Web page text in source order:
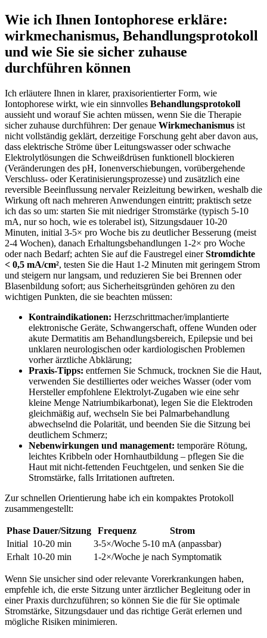
Wie ich ‌Ihnen Iontophorese erkläre:
wirkmechanismus, Behandlungsprotokoll
und wie Sie ⁢sie sicher zuhause‍
durchführen können
Ich ‌erläutere Ihnen in ‌klarer, praxisorientierter Form, wie
Iontophorese wirkt, wie ein sinnvolles Behandlungsprotokoll
aussieht ‍und⁤ worauf Sie achten müssen, wenn Sie die Therapie
sicher zuhause durchführen: Der genaue⁣ Wirkmechanismus ist
nicht vollständig geklärt, derzeitige Forschung geht aber‌ davon ⁢aus,
dass ‍elektrische Ströme über Leitungswasser oder ‌schwache
Elektrolytlösungen die Schweißdrüsen funktionell blockieren
(Veränderungen des​ pH, Ionenverschiebungen, vorübergehende
Verschluss- oder Keratinisierungsprozesse) und zusätzlich eine
reversible Beeinflussung⁣ nervaler Reizleitung bewirken, weshalb die
Wirkung oft nach mehreren Anwendungen eintritt;‌ praktisch setze
ich das so ⁤um: starten Sie mit‌ niedriger Stromstärke (typisch 5-10
⁢mA, nur so hoch, ‍wie es tolerabel ist), Sitzungsdauer 10-20
Minuten, initial 3-5× pro Woche bis zu deutlicher Besserung (meist
2-4 Wochen), danach ⁣Erhaltungsbehandlungen 1-2× pro ‌Woche
oder​ nach Bedarf;⁢ achten Sie⁤ auf die Faustregel einerStromdichte
<‍ 0,5 mA/cm², testen Sie⁢ die Haut 1-2 Minuten ⁣mit geringem Strom
und steigern nur langsam, und reduzieren Sie bei Brennen oder
Blasenbildung sofort; aus Sicherheitsgründen gehören zu ​den
wichtigen Punkten, die sie beachten müssen:
Kontraindikationen: Herzschrittmacher/implantierte
elektronische Geräte, Schwangerschaft,⁢ offene ⁣Wunden oder
akute Dermatitis am Behandlungsbereich, Epilepsie und bei
unklaren neurologischen oder kardiologischen Problemen
vorher ärztliche⁣ Abklärung;
Praxis-Tipps: entfernen⁤ Sie Schmuck, trocknen⁣ Sie ⁤die Haut,
verwenden Sie destilliertes oder​ weiches Wasser ⁤(oder vom
Hersteller empfohlene Elektrolyt‑Zugaben wie eine sehr
kleine Menge ‌Natriumbikarbonat), ⁤legen Sie die Elektroden
⁢gleichmäßig‍ auf, wechseln Sie bei Palmarbehandlung
⁣abwechselnd die Polarität, und beenden‌ Sie die Sitzung bei
deutlichem Schmerz;
Nebenwirkungen und management: temporäre Rötung,
‍leichtes Kribbeln oder Hornhautbildung – pflegen Sie‍ die
Haut mit nicht‑fettenden Feuchtgelen, und‌ senken Sie die
Stromstärke, falls Irritationen auftreten.
Zur schnellen Orientierung habe ich ein kompaktes⁣ Protokoll
zusammengestellt:
Phase Dauer/Sitzung Frequenz
Strom
Initial 10-20 min 3-5×/Woche 5-10 mA (anpassbar)
Erhalt 10-20 min 1-2×/Woche je nach Symptomatik
Wenn Sie unsicher sind oder relevante⁢ Vorerkrankungen haben,
empfehle ich, die ​erste Sitzung unter ärztlicher​ Begleitung oder in
einer Praxis durchzuführen; so ‍können Sie die für Sie optimale⁤
Stromstärke,​ Sitzungsdauer ​und das richtige‍ Gerät erlernen und‍
mögliche‍ Risiken minimieren.